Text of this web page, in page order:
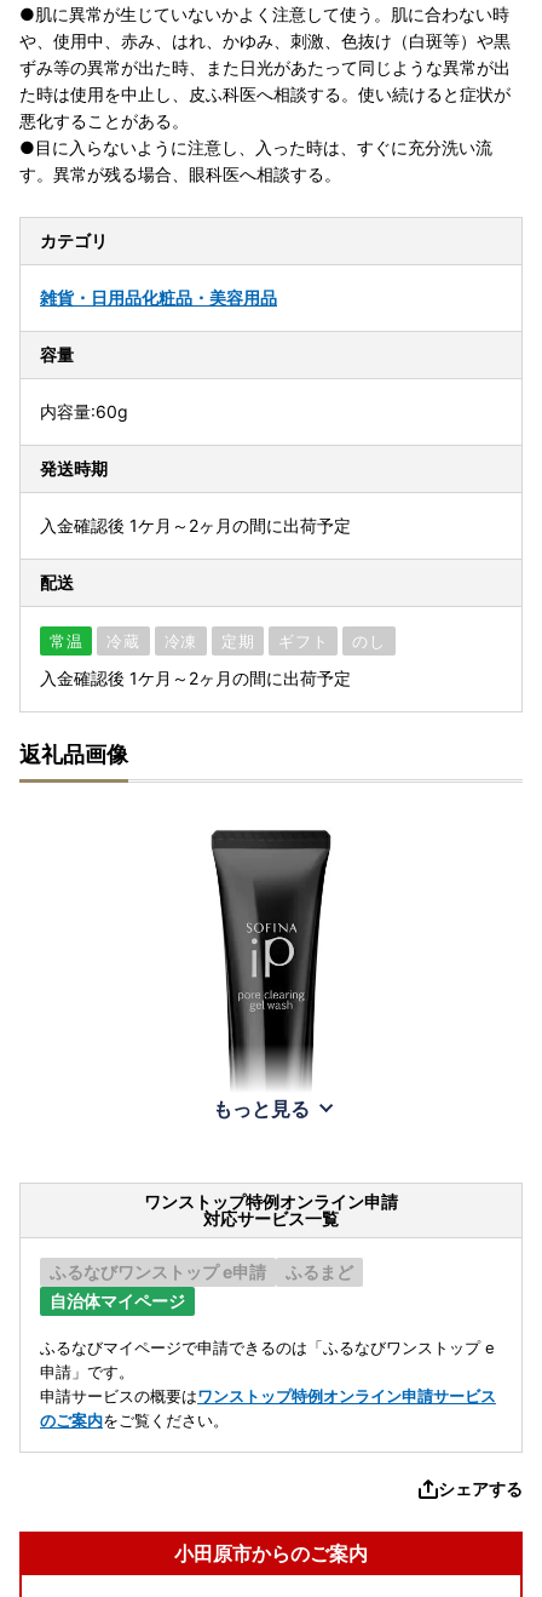
●肌に異常が生じていないかよく注意して使う。肌に合わない時
や、使用中、赤み、はれ、かゆみ、刺激、色抜け（白斑等）や黒
ずみ等の異常が出た時、また日光があたって同じような異常が出
た時は使用を中止し、皮ふ科医へ相談する。使い続けると症状が
悪化することがある。
●目に入らないように注意し、入った時は、すぐに充分洗い流
す。異常が残る場合、眼科医へ相談する。
カテゴリ
雑貨・日用品化粧品・美容用品
容量
内容量:60g
発送時期
入金確認後 1ケ月～2ヶ月の間に出荷予定
配送
常温 冷蔵 冷凍 定期 ギフト のし
入金確認後 1ケ月～2ヶ月の間に出荷予定
返礼品画像
もっと見る
ワンストップ特例オンライン申請
対応サービス一覧
ふるなびワンストップ e申請
ふるまど
自治体マイページ
ふるなびマイページで申請できるのは「ふるなびワンストップ e
申請」です。
申請サービスの概要はワンストップ特例オンライン申請サービス
のご案内をご覧ください。
シェアする
小田原市からのご案内